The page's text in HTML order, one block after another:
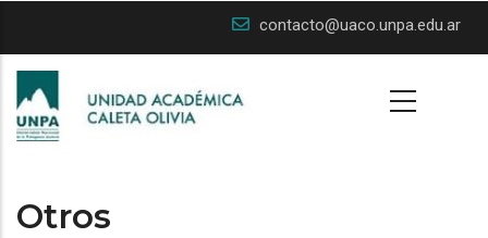
main
content
contacto@uaco.unpa.edu.ar
Otros